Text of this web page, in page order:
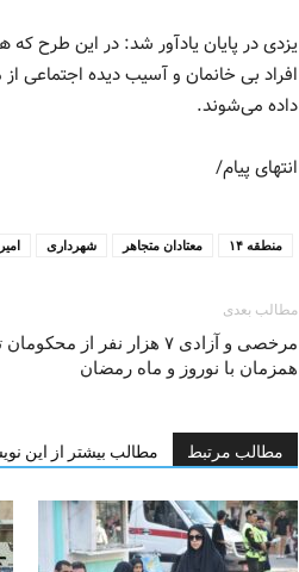
یزدی در پایان یادآور شد: در این طرح
افراد بی خانمان و آسیب دیده اجتماعی
داده می‌شوند.
انتهای پیام/
شهرداری معتادان متجاهر منطقه ۱۴
مطالب بعدی
مرخصی و آزادی ۷ هزار نفر از
همزمان با نوروز و ماه رمضان
مطالب مرتبط مطالب بیشتر از این